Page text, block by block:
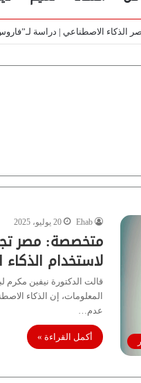
| فيديو
Ehab 20 يوليو، 2025
متخصصة: مصر
لاستخدام
قالت الدكتورة نيفين مكرم
المعلومات، إن الذكاء
عدم…
أكمل القراءة »